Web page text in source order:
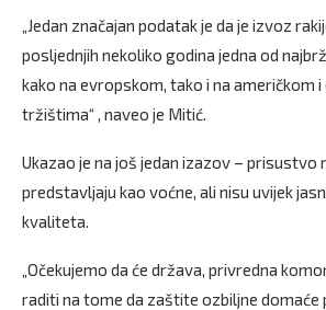
„Jedan značajan podatak je da je izvoz
posljednjih nekoliko godina jedna od
kako na evropskom, tako i na američkom
tržištima“ , naveo je Mitić.
Ukazao je na još jedan izazov – prisustvo
predstavljaju kao voćne, ali nisu uvijek
kvaliteta.
„Očekujemo da će država, privredna
raditi na tome da zaštite ozbiljne domaće